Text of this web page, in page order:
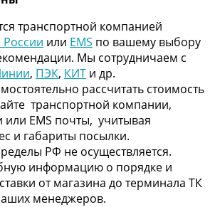
транспортной компанией
России или EMS по вашему выбору
Мы сотрудничаем с
, ПЭК, КИТ и др.
рассчитать стоимость
транспортной компании,
или EMS почты, учитывая
и габариты посылки.
РФ не осуществляется.
информацию о порядке и
от магазина до терминала ТК
менеджеров.